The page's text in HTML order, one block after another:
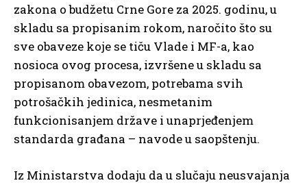
zakona o budžetu Crne Gore za 2025. godinu, u
skladu sa propisanim rokom, naročito što su
sve obaveze koje se tiču Vlade i MF-a, kao
nosioca ovog procesa, izvršene u skladu sa
propisanom obavezom, potrebama svih
potrošačkih jedinica, nesmetanim
funkcionisanjem države i unaprjeđenjem
standarda građana – navode u saopštenju.
Iz Ministarstva dodaju da u slučaju neusvajanja